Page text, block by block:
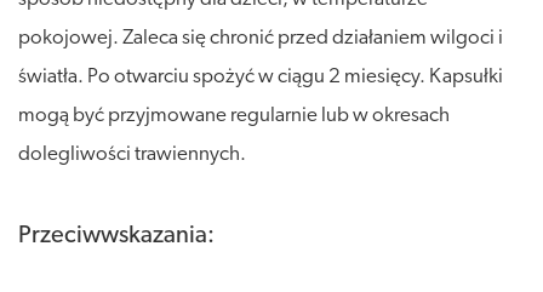
pokojowej. Zaleca się chronić przed działaniem wilgoci i
światła. Po otwarciu spożyć w ciągu 2 miesięcy. Kapsułki
mogą być przyjmowane regularnie lub w okresach
dolegliwości trawiennych.
Przeciwwskazania: